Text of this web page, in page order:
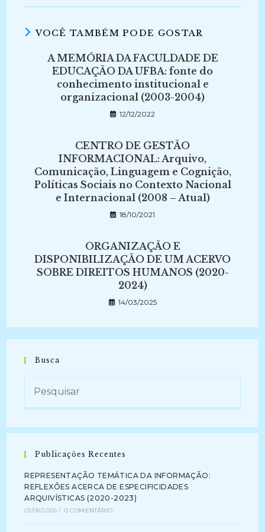
VOCÊ TAMBÉM PODE GOSTAR
A MEMÓRIA DA FACULDADE DE
EDUCAÇÃO DA UFBA: fonte do
conhecimento institucional e
organizacional (2003-2004)
12/12/2022
CENTRO DE GESTÃO
INFORMACIONAL: Arquivo,
Comunicação, Linguagem e Cognição,
Políticas Sociais no Contexto Nacional
e Internacional (2008 – Atual)
18/10/2021
ORGANIZAÇÃO E
DISPONIBILIZAÇÃO DE UM ACERVO
SOBRE DIREITOS HUMANOS (2020-
2024)
14/03/2025
Busca
Publicações Recentes
REPRESENTAÇÃO TEMÁTICA DA INFORMAÇÃO:
REFLEXÕES ACERCA DE ESPECIFICIDADES
ARQUIVÍSTICAS (2020-2023)
03/08/2026 / 0 COMENTÁRIO